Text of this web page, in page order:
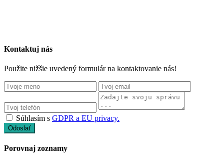
Kontaktuj nás
Použite nižšie uvedený formulár na kontaktovanie nás!
Súhlasím s GDPR a EU privacy.
Odoslať
Porovnaj zoznamy